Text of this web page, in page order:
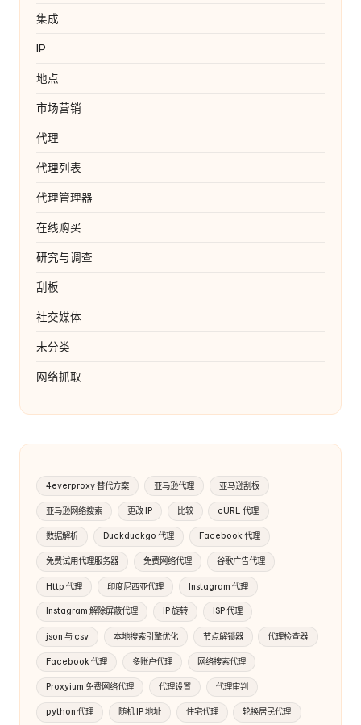
集成
IP
地点
市场营销
代理
代理列表
代理管理器
在线购买
研究与调查
刮板
社交媒体
未分类
网络抓取
4everproxy 替代方案 亚马逊代理 亚马逊刮板
亚马逊网络搜索 更改 IP 比较 cURL 代理
数据解析 Duckduckgo 代理 Facebook 代理
免费试用代理服务器 免费网络代理 谷歌广告代理
Http 代理 印度尼西亚代理 Instagram 代理
Instagram 解除屏蔽代理 IP 旋转 ISP 代理
json 与 csv 本地搜索引擎优化 节点解锁器 代理检查器
Facebook 代理 多账户代理 网络搜索代理
Proxyium 免费网络代理 代理设置 代理审判
python 代理 随机 IP 地址 住宅代理 轮换居民代理